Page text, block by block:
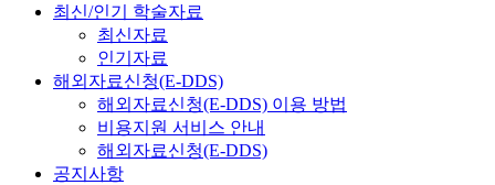
최신/인기 학술자료
최신자료
인기자료
해외자료신청(E-DDS)
해외자료신청(E-DDS) 이용 방법
비용지원 서비스 안내
해외자료신청(E-DDS)
공지사항